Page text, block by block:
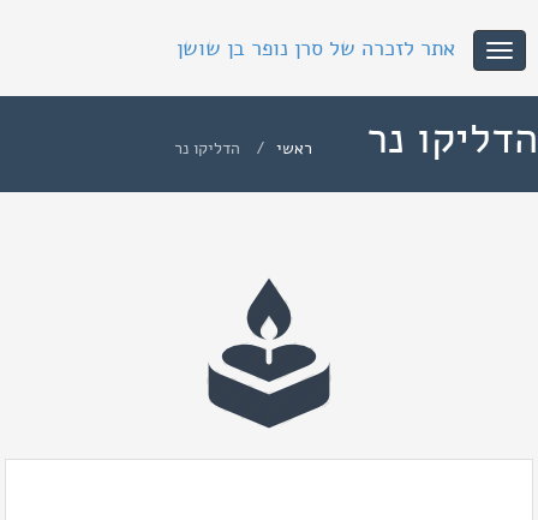
Toggle
navigation
אתר לזכרה של סרן נופר בן שושן
הדליקו נר ראשי הדליקו נר